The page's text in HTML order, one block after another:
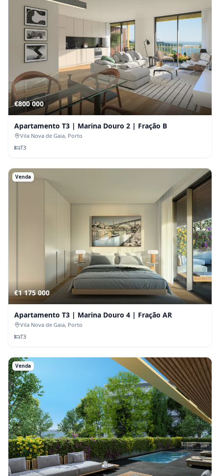
€800 000
Apartamento T3 | Marina Douro 2 | Fração B
Vila Nova de Gaia, Porto
T3
Venda
€1 175 000
Apartamento T3 | Marina Douro 4 | Fração AR
Vila Nova de Gaia, Porto
T3
Venda